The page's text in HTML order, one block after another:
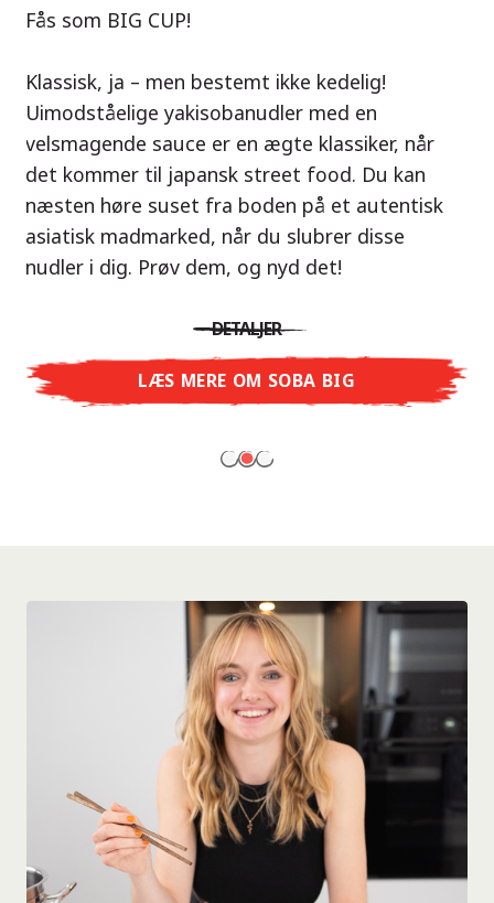
Tonkotsu!
Tre smagsuniverser, ét mål: ægte ramen i
restaurantkvalitet – uden restauranten.
Med Nissin Ramen Premium oplever du japansk
ramen på et helt nyt niveau: frisk og aromatisk
med Shoyu Yuzu, krydret og fyldig med Spicy
restaurantsmag – lige til at nyde derhjemme!
LÆS MERE
Fås som BIG CUP!
Klassisk, ja – men bestemt ikke kedelig!
Uimodståelige yakisobanudler med en
velsmagende sauce er en ægte klassiker, når
det kommer til japansk street food. Du kan
næsten høre suset fra boden på et autentisk
asiatisk madmarked, når du slubrer disse
nudler i dig. Prøv dem, og nyd det!
DETALJER
LÆS MERE OM SOBA BIG
Vores anbefaling: Tag på smagseventyr til
Chicken!
En ramen-suppe er en perfekt balance af
harmoniske smage – præcis som det
thailandske køkken. Den karamelliserede
kyllingesmag kombineret med duften af ristet
hvidløg giver dig en autentisk asiatisk
DETALJER
LÆS MERE OM NISSIN RAMEN